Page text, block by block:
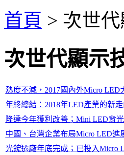
首頁 > 次世
次世代顯示
熱度不減，2017國內外Micro LED
年終總結：2018年LED產業的新
隆達今年獲利改善；Mini LED背
中國、台灣企業布局Micro LED進
光鋐遷廠年底完成；已投入Micro